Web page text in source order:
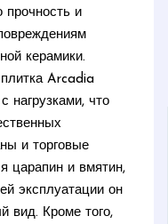
прочность и
керамики.
Arcadia
нагрузками, что
и торговые
царапин и вмятин,
эксплуатации он
вид. Кроме того,